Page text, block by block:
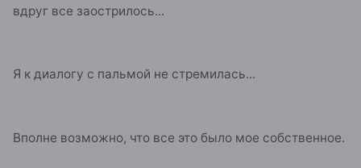
вдруг все заострилось...
Я к диалогу с пальмой не стремилась...
Вполне возможно, что все это было мое собственное.